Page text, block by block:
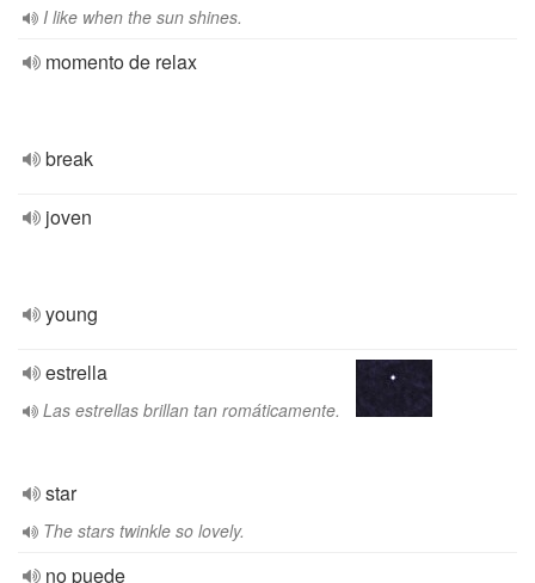
I like when the sun shines.
momento de relax
break
joven
young
estrella
Las estrellas brillan tan romáticamente.
star
The stars twinkle so lovely.
no puede